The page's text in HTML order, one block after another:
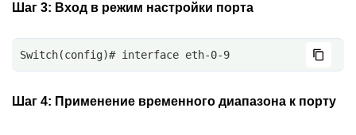
Шаг 3: Вход в режим настройки порта
Switch(config)# interface eth-0-9
Шаг 4: Применение временного диапазона к порту